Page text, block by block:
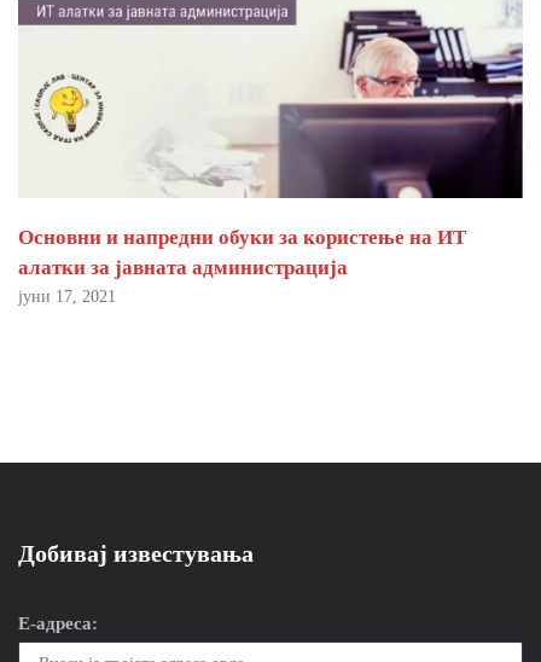
Основни и напредни обуки за користење на ИТ
алатки за јавната администрација
јуни 17, 2021
Добивај известувања
Е-адреса: